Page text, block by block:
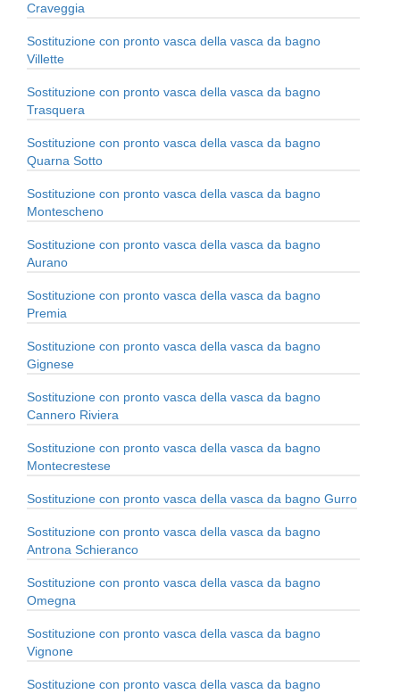
Craveggia
Sostituzione con pronto vasca della vasca da bagno
Villette
Sostituzione con pronto vasca della vasca da bagno
Trasquera
Sostituzione con pronto vasca della vasca da bagno
Quarna Sotto
Sostituzione con pronto vasca della vasca da bagno
Montescheno
Sostituzione con pronto vasca della vasca da bagno
Aurano
Sostituzione con pronto vasca della vasca da bagno
Premia
Sostituzione con pronto vasca della vasca da bagno
Gignese
Sostituzione con pronto vasca della vasca da bagno
Cannero Riviera
Sostituzione con pronto vasca della vasca da bagno
Montecrestese
Sostituzione con pronto vasca della vasca da bagno Gurro
Sostituzione con pronto vasca della vasca da bagno
Antrona Schieranco
Sostituzione con pronto vasca della vasca da bagno
Omegna
Sostituzione con pronto vasca della vasca da bagno
Vignone
Sostituzione con pronto vasca della vasca da bagno